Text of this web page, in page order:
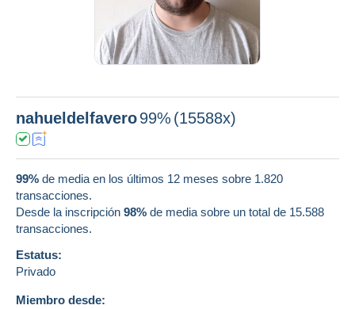
nahueldelfavero99% (15588x)
99% de media en los últimos 12 meses sobre 1.820
transacciones.
Desde la inscripción 98% de media sobre un total de 15.588
transacciones.
Estatus:
Privado
Miembro desde: